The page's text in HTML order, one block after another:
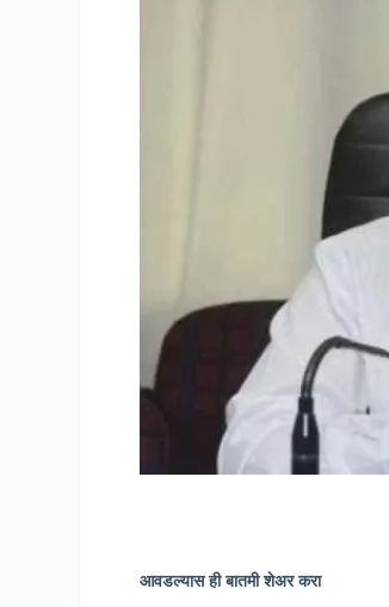
आवडल्यास ही बातमी शेअर करा